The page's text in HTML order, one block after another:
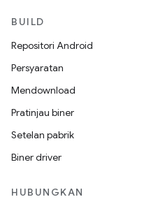
BUILD
Repositori Android
Persyaratan
Mendownload
Pratinjau biner
Setelan pabrik
Biner driver
HUBUNGKAN